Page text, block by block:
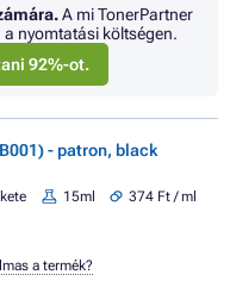
A mi TonerPartner
a nyomtatási költségen.
92%-ot.
- patron, black
15ml
374 Ft / ml
a termék?